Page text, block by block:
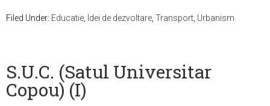
Filed Under: Educatie Idei de dezvoltare Transport Urbanism
S.U.C. (Satul Universitar
Copou) (I)